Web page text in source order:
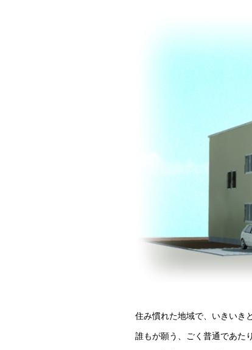
住み慣れた地域で、いきいき
誰もが願う、ごく普通であた